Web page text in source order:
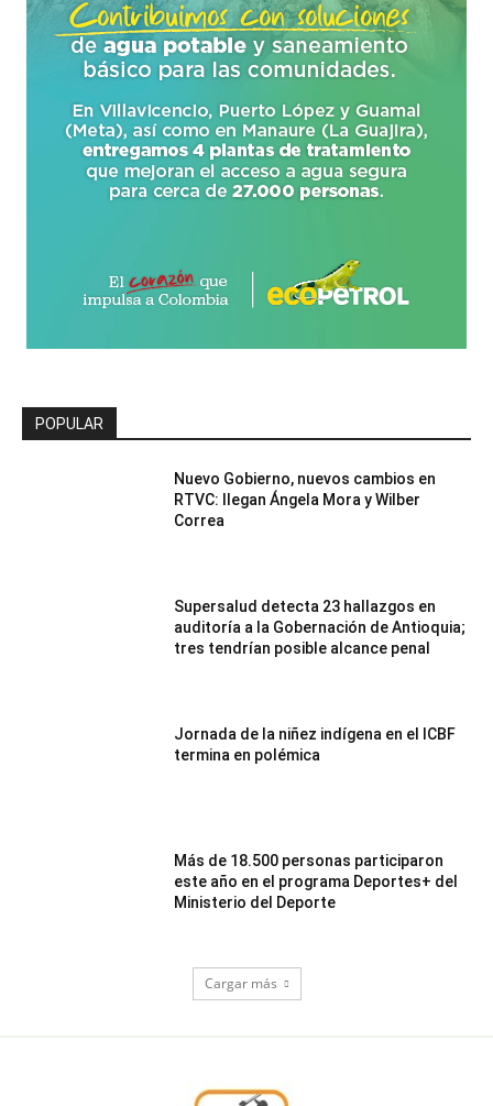
POPULAR
Nuevo Gobierno, nuevos cambios en
RTVC: llegan Ángela Mora y Wilber
Correa
Supersalud detecta 23 hallazgos en
auditoría a la Gobernación de Antioquia;
tres tendrían posible alcance penal
Jornada de la niñez indígena en el ICBF
termina en polémica
Más de 18.500 personas participaron
este año en el programa Deportes+ del
Ministerio del Deporte
Cargar más